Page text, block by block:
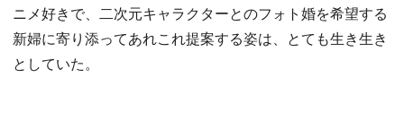
ニメ好きで、二次元キャラクターとのフォト婚を希望する
新婦に寄り添ってあれこれ提案する姿は、とても生き生き
としていた。